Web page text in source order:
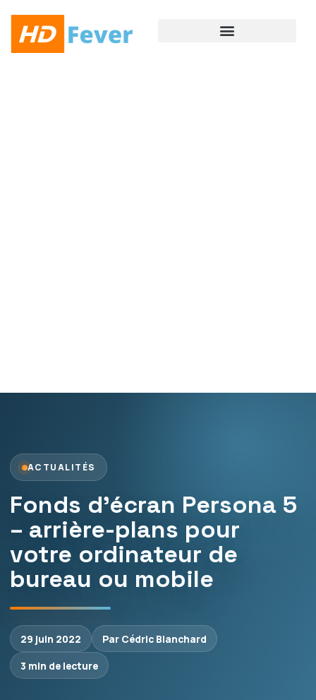
ACTUALITÉS
Fonds d’écran Persona 5
– arrière-plans pour
votre ordinateur de
bureau ou mobile
29 juin 2022
Par Cédric Blanchard
3 min de lecture